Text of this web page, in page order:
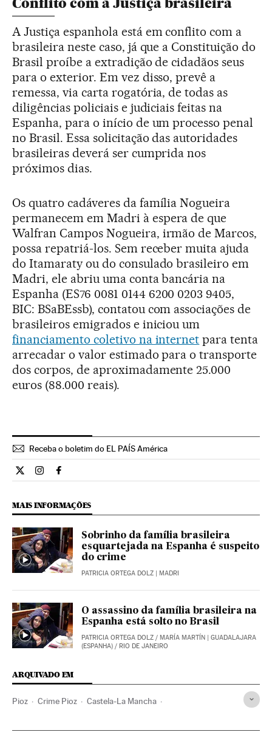
A Justiça espanhola está em conflito com a
brasileira neste caso, já que a Constituição do
Brasil proíbe a extradição de cidadãos seus
para o exterior. Em vez disso, prevê a
remessa, via carta rogatória, de todas as
diligências policiais e judiciais feitas na
Espanha, para o início de um processo penal
no Brasil. Essa solicitação das autoridades
brasileiras deverá ser cumprida nos
próximos dias.
Os quatro cadáveres da família Nogueira
permanecem em Madri à espera de que
Walfran Campos Nogueira, irmão de Marcos,
possa repatriá-los. Sem receber muita ajuda
do Itamaraty ou do consulado brasileiro em
Madri, ele abriu uma conta bancária na
Espanha (ES76 0081 0144 6200 0203 9405,
BIC: BSaBEssb), contatou com associações de
brasileiros emigrados e iniciou um
financiamento coletivo na internet para tenta
arrecadar o valor estimado para o transporte
dos corpos, de aproximadamente 25.000
euros (88.000 reais).
Receba o boletim do EL PAÍS América
Internacional El País Brasil en Twitter
Internacional El País Brasil en Instagram
Internacional El País Brasil en Facebook
MAIS INFORMAÇÕES
Sobrinho da família brasileira
esquartejada na Espanha é suspeito
do crime
PATRICIA ORTEGA DOLZ | MADRI
O assassino da família brasileira na
Espanha está solto no Brasil
PATRICIA ORTEGA DOLZ / MARÍA MARTÍN | GUADALAJARA
(ESPANHA) / RIO DE JANEIRO
ARQUIVADO EM
Pioz Crime Pioz Castela-La Mancha